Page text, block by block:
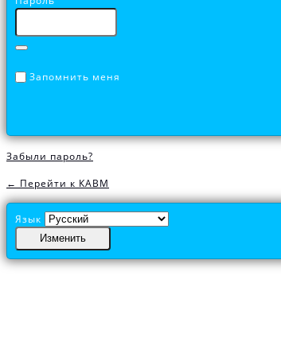
Запомнить меня
Забыли пароль?
← Перейти к КАВМ
Язык